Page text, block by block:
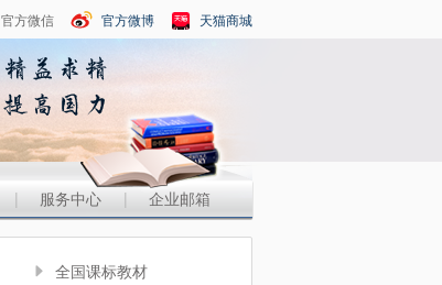
官方微信 官方微博 天猫商城
| 服务中心 | 企业邮箱
全国课标教材